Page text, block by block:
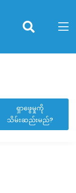
ရှာဖွေမှုကို
သိမ်းဆည်းမည်?